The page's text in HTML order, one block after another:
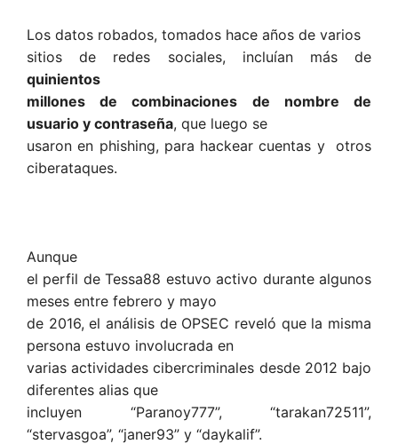
Los datos robados, tomados hace años de varios
sitios de redes sociales, incluían más de
quinientos
millones de combinaciones de nombre de
usuario y contraseña, que luego se
usaron en phishing, para hackear cuentas y otros
ciberataques.
Aunque
el perfil de Tessa88 estuvo activo durante algunos
meses entre febrero y mayo
de 2016, el análisis de OPSEC reveló que la misma
persona estuvo involucrada en
varias actividades cibercriminales desde 2012 bajo
diferentes alias que
incluyen “Paranoy777”, “tarakan72511”,
“stervasgoa”, “janer93” y “daykalif”.